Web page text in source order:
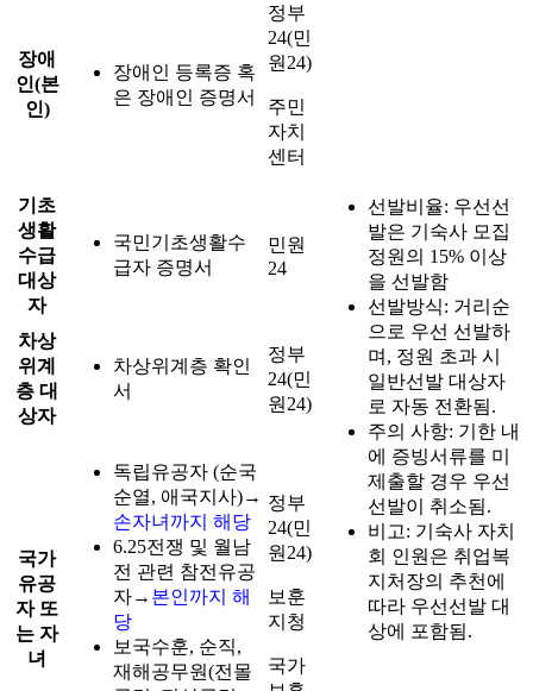
장애
인(본
인)
장애인 등록증 혹
은 장애인 증명서
정부
24(민
원24)
주민
자치
센터
선발비율: 우선선
발은 기숙사 모집
정원의 15% 이상
을 선발함
선발방식: 거리순
으로 우선 선발하
며, 정원 초과 시
일반선발 대상자
로 자동 전환됨.
주의 사항: 기한 내
에 증빙서류를 미
제출할 경우 우선
선발이 취소됨.
비고: 기숙사 자치
회 인원은 취업복
지처장의 추천에
따라 우선선발 대
상에 포함됨.
기초
생활
수급
대상
자
국민기초생활수
급자 증명서
민원
24
차상
위계
층 대
상자
차상위계층 확인
서
정부
24(민
원24)
국가
유공
자 또
는 자
녀
독립유공자 (순국
순열, 애국지사)→
손자녀까지 해당
6.25전쟁 및 월남
전 관련 참전유공
자→ 본인까지 해
당
보국수훈, 순직,
재해공무원(전몰
정부
24(민
원24)
보훈
지청
국가